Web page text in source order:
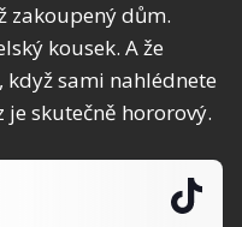
zakoupený dům.
kousek. A že
když sami nahlédnete
je skutečně hororový.